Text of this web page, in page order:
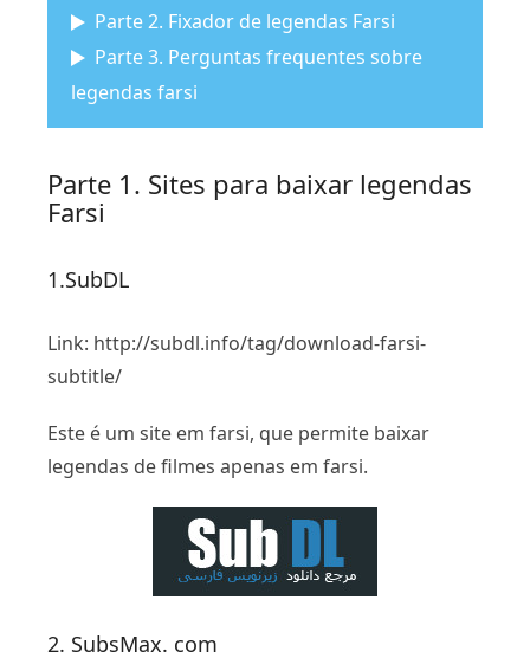
Parte 2. Fixador de legendas Farsi
Parte 3. Perguntas frequentes sobre
legendas farsi
Parte 1. Sites para baixar legendas
Farsi
1.SubDL
Link: http://subdl.info/tag/download-farsi-
subtitle/
Este é um site em farsi, que permite baixar
legendas de filmes apenas em farsi.
2. SubsMax. com